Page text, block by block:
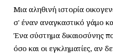
Μια αληθινή ιστορία
σ' έναν αναγκαστικό γάμο
Ένα σύστημα δικαιοσύνης
όσο και οι εγκληματίες, αν